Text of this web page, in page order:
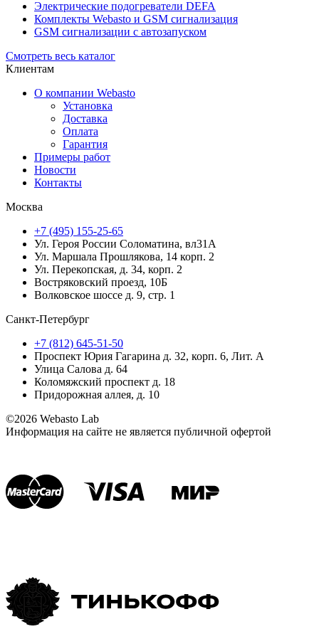
Электрические подогреватели DEFA
Комплекты Webasto и GSM сигнализация
GSM сигнализации с автозапуском
Смотреть весь каталог
Клиентам
О компании Webasto
Установка
Доставка
Оплата
Гарантия
Примеры работ
Новости
Контакты
Москва
+7 (495) 155-25-65
Ул. Героя России Соломатина, вл31А
Ул. Маршала Прошлякова, 14 корп. 2
Ул. Перекопская, д. 34, корп. 2
Востряковский проезд, 10Б
Волковское шоссе д. 9, стр. 1
Санкт-Петербург
+7 (812) 645-51-50
Проспект Юрия Гагарина д. 32, корп. 6, Лит. А
Улица Салова д. 64
Коломяжский проспект д. 18
Придорожная аллея, д. 10
©2026 Webasto Lab
Информация на сайте не является публичной офертой